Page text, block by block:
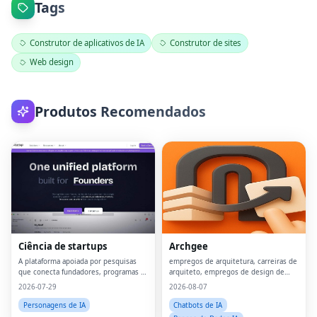
Tags
Construtor de aplicativos de IA
Construtor de sites
Web design
Produtos Recomendados
Ciência de startups
A plataforma apoiada por pesquisas
que conecta fundadores, programas e
capital.
2026-07-29
Personagens de IA
Archgee
empregos de arquitetura, carreiras de
arquiteto, empregos de design de
interiores, empregos de arquiteto
de design urbano, empregos de
consultor de sustent
2026-08-07
Chatbots de IA